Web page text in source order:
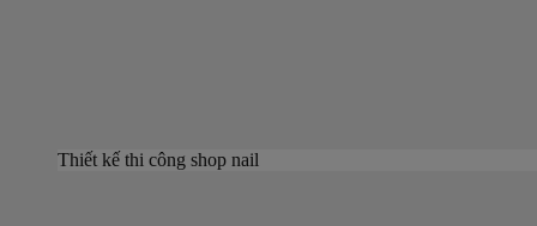
Thiết kế thi công shop nail